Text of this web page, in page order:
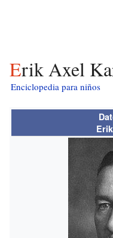
Erik Axel
Enciclopedia para niños